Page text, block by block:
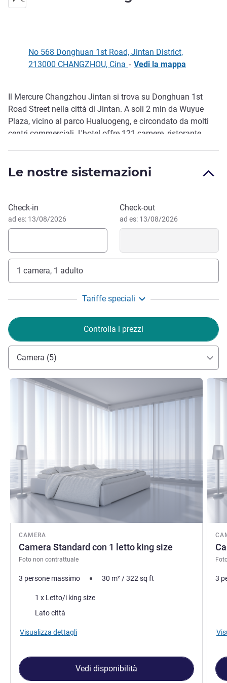
No 568 Donghuan 1st Road, Jintan District,
213000 CHANGZHOU, Cina - Vedi la mappa
Descrizione
Il Mercure Changzhou Jintan si trova su Donghuan 1st
Road Street nella città di Jintan. A soli 2 min da Wuyue
Plaza, vicino al parco Hualuogeng, e circondato da molti
centri commerciali. L'hotel offre 121 camere, ristorante
viaggio d'affari o in vacanza.
Le nostre sistemazioni
Prenota questo hotel
Check-in
ad es: 13/08/2026
Check-out
ad es: 13/08/2026
1 camera, 1 adulto
Tariffe speciali
Controlla i prezzi
Camera (5)
CAMERA
Camera Standard con 1 letto king size
Foto non contrattuale
Visualizza dettagli
3 persone massimo 30 m²/322sq ft
Biancheria da letto
1 x Letto/i king size
Vista:Lato città
Visualizza dettagli
Vedi disponibilità
3